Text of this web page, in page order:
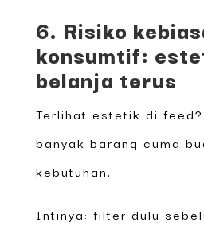
6. Risiko
konsumtif:
belanja terus
Terlihat estetik di
banyak barang cuma
kebutuhan.
Intinya: filter dulu